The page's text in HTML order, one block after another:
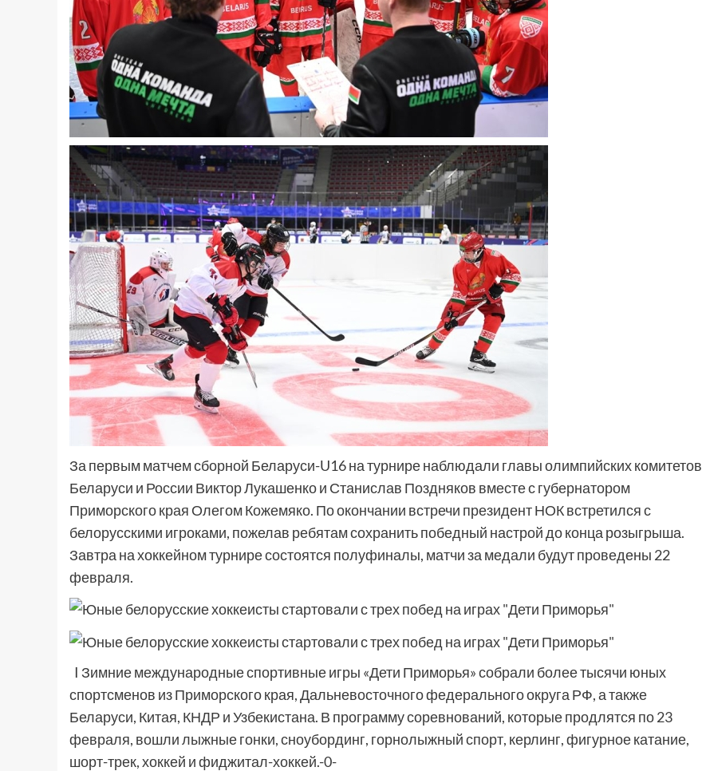
За первым матчем сборной Беларуси-U16 на турнире наблюдали главы олимпийских комитетов
Беларуси и России Виктор Лукашенко и Станислав Поздняков вместе с губернатором
Приморского края Олегом Кожемяко. По окончании встречи президент НОК встретился с
белорусскими игроками, пожелав ребятам сохранить победный настрой до конца розыгрыша.
Завтра на хоккейном турнире состоятся полуфиналы, матчи за медали будут проведены 22
февраля.
I Зимние международные спортивные игры «Дети Приморья» собрали более тысячи юных
спортсменов из Приморского края, Дальневосточного федерального округа РФ, а также
Беларуси, Китая, КНДР и Узбекистана. В программу соревнований, которые продлятся по 23
февраля, вошли лыжные гонки, сноубординг, горнолыжный спорт, керлинг, фигурное катание,
шорт-трек, хоккей и фиджитал-хоккей.-0-